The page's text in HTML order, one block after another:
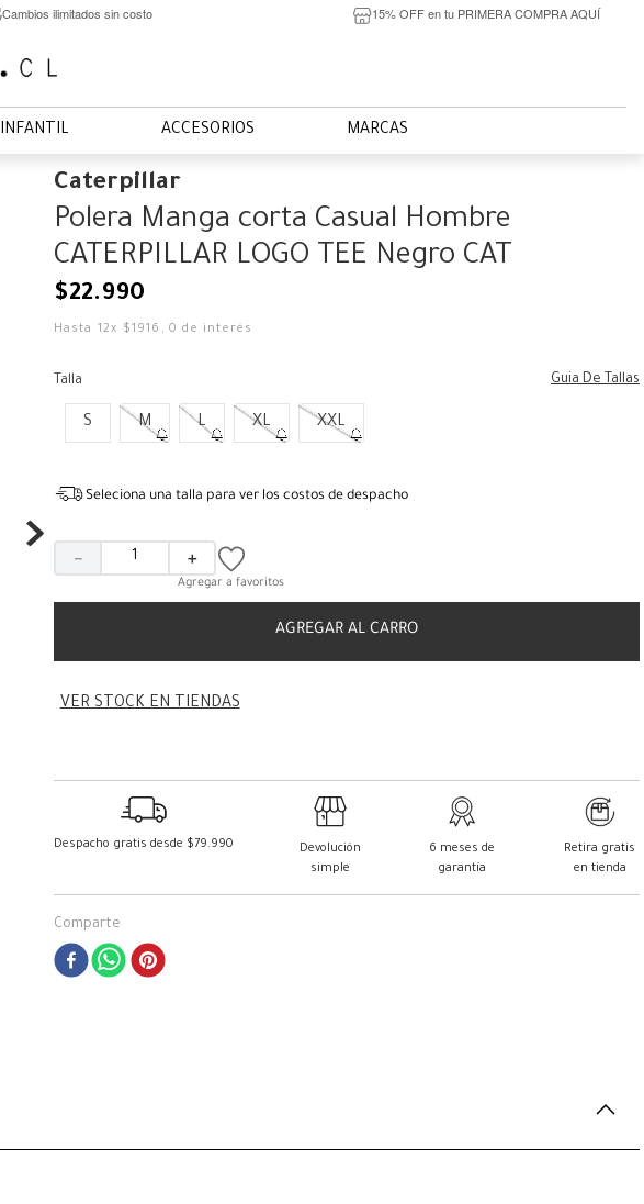
Cambios ilimitados sin costo 15% OFF en tu PRIMERA COMPRA AQUÍ
INFANTIL ACCESORIOS MARCAS
Caterpillar
Polera Manga corta Casual Hombre
CATERPILLAR LOGO TEE Negro CAT
$22.990
Hasta 12x $1916 ,0 de interés
Talla Guia De Tallas
S M L XL XXL
Seleciona una talla para ver los costos de despacho
＋
－
AGREGAR AL CARRO
VER STOCK EN TIENDAS
Despacho gratis desde $79.990
Devolución
simple
6 meses de
garantía
Retira gratis
en tienda
Comparte